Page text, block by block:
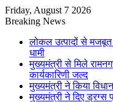
Friday, August 7 2026
Breaking News
लोकल उत्पादों से मजबूत
धामी
मुख्यमंत्री से मिले
कार्यकारिणी जल्द
मुख्यमंत्री ने किया
मुख्यमंत्री ने दिए ड्रग्स